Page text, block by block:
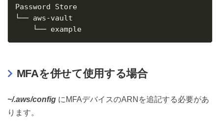
Password Store
└── aws-vault
    └── example
MFAを併せて使用する場合
~/.aws/config にMFAデバイスのARNを追記する必要があ
ります。